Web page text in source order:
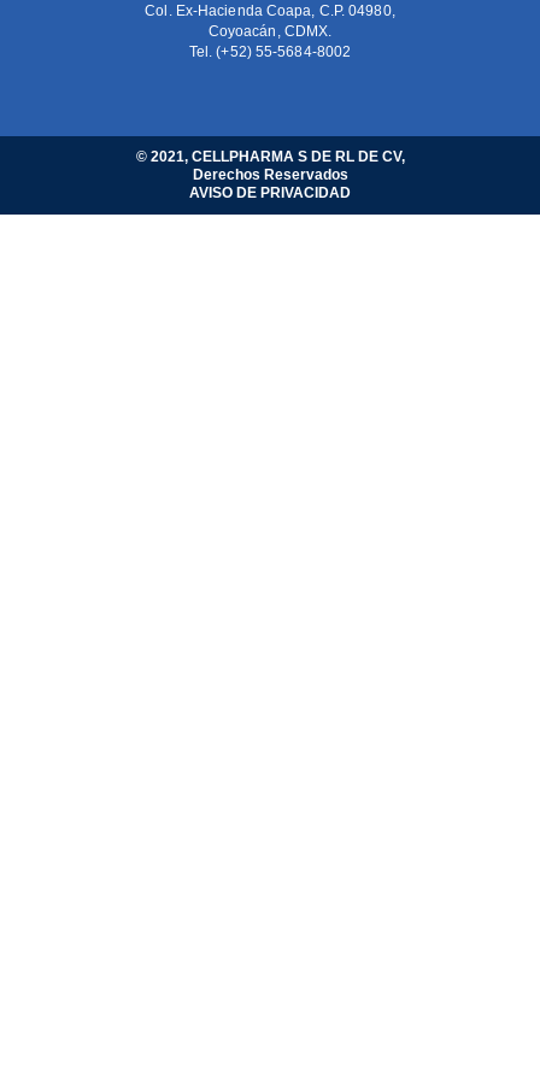
Col. Ex-Hacienda Coapa, C.P. 04980,
Coyoacán, CDMX.
Tel. (+52) 55-5684-8002
© 2021, CELLPHARMA S DE RL DE CV,
Derechos Reservados
AVISO DE PRIVACIDAD